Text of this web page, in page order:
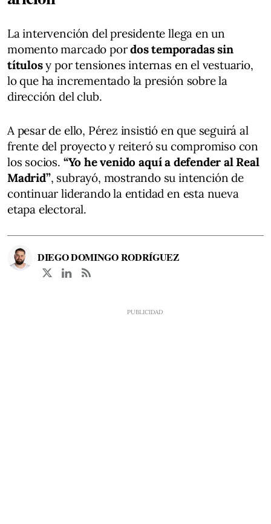
La intervención del presidente llega en un
momento marcado pordos temporadas sin
títulosy por tensiones internas en el vestuario,
lo que ha incrementado la presión sobre la
dirección del club.
A pesar de ello, Pérez insistió en que seguirá al
frente del proyecto y reiteró su compromiso con
los socios. “Yo he venido aquí a defender al Real
Madrid”, subrayó, mostrando su intención de
continuar liderando la entidad en esta nueva
etapa electoral.
DIEGO DOMINGO RODRÍGUEZ